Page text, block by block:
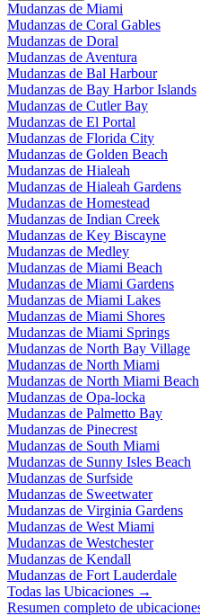
Mudanzas de Miami
Mudanzas de Coral Gables
Mudanzas de Doral
Mudanzas de Aventura
Mudanzas de Bal Harbour
Mudanzas de Bay Harbor Islands
Mudanzas de Cutler Bay
Mudanzas de El Portal
Mudanzas de Florida City
Mudanzas de Golden Beach
Mudanzas de Hialeah
Mudanzas de Hialeah Gardens
Mudanzas de Homestead
Mudanzas de Indian Creek
Mudanzas de Key Biscayne
Mudanzas de Medley
Mudanzas de Miami Beach
Mudanzas de Miami Gardens
Mudanzas de Miami Lakes
Mudanzas de Miami Shores
Mudanzas de Miami Springs
Mudanzas de North Bay Village
Mudanzas de North Miami
Mudanzas de North Miami Beach
Mudanzas de Opa-locka
Mudanzas de Palmetto Bay
Mudanzas de Pinecrest
Mudanzas de South Miami
Mudanzas de Sunny Isles Beach
Mudanzas de Surfside
Mudanzas de Sweetwater
Mudanzas de Virginia Gardens
Mudanzas de West Miami
Mudanzas de Westchester
Mudanzas de Kendall
Mudanzas de Fort Lauderdale
Todas las Ubicaciones →
Resumen completo de